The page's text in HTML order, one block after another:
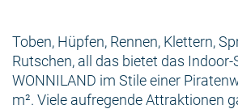
Toben, Hüpfen, Rennen, Klettern,
Rutschen, all das bietet das Indoor-
WONNILAND im Stile einer
m². Viele aufregende Attraktionen